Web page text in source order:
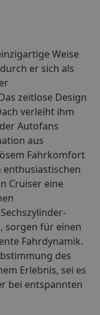
Weise
er sich als
zeitlose Design
verleiht ihm
Autofans
aus
Fahrkomfort
enthusiastischen
Cruiser eine
sorgen für einen
Fahrdynamik.
des
Erlebnis, sei es
bei entspannten